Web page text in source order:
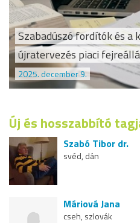
Szabadúszó fordítók és a
újratervezés piaci
2025. december 9.
Új és hosszabbító
Szabó Tibor dr.
svéd, dán
Máriová Jana
cseh, szlovák